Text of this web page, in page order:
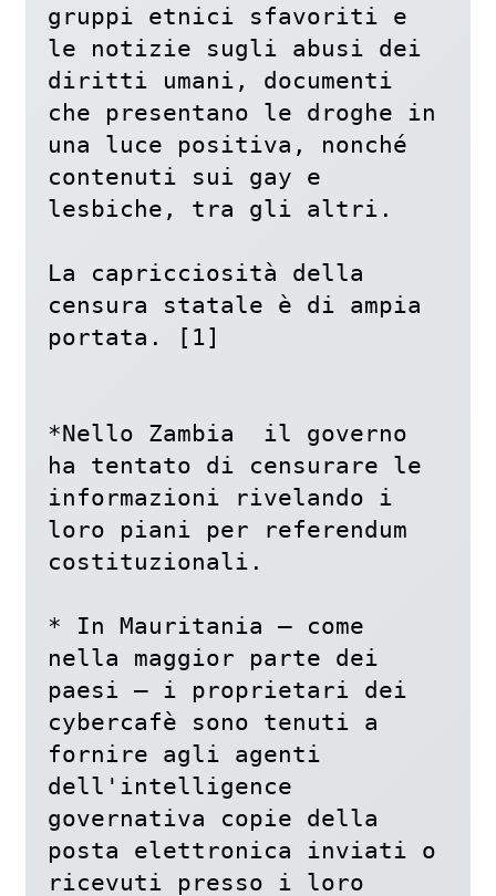
gruppi etnici sfavoriti e
le notizie sugli abusi dei
diritti umani, documenti
che presentano le droghe in
una luce positiva, nonché
contenuti sui gay e
lesbiche, tra gli altri.
La capricciosità della
censura statale è di ampia
portata. [1]
*Nello Zambia  il governo
ha tentato di censurare le
informazioni rivelando i
loro piani per referendum
costituzionali.
* In Mauritania – come
nella maggior parte dei
paesi – i proprietari dei
cybercafè sono tenuti a
fornire agli agenti
dell'intelligence
governativa copie della
posta elettronica inviati o
ricevuti presso i loro